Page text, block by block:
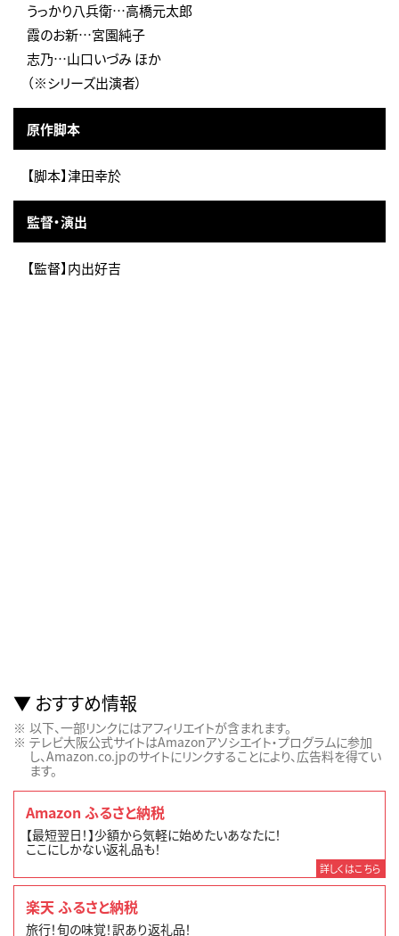
うっかり八兵衛…高橋元太郎
霞のお新…宮園純子
志乃…山口いづみ ほか
（※シリーズ出演者）
原作脚本
【脚本】津田幸於
監督・演出
【監督】内出好吉
おすすめ情報
以下、一部リンクにはアフィリエイトが含まれます。
テレビ大阪公式サイトはAmazonアソシエイト・プログラムに参加
し、Amazon.co.jpのサイトにリンクすることにより、広告料を得てい
ます。
Amazon ふるさと納税
【最短翌日！】少額から気軽に始めたいあなたに！
ここにしかない返礼品も！
詳しくはこちら
楽天 ふるさと納税
旅行！旬の味覚！訳あり返礼品！